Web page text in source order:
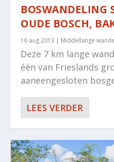
BOSWANDELING
OUDE BOSCH,
16 aug 2013 | Middellange
Deze 7 km lange
één van Frieslands
aaneengesloten
LEES VERDER